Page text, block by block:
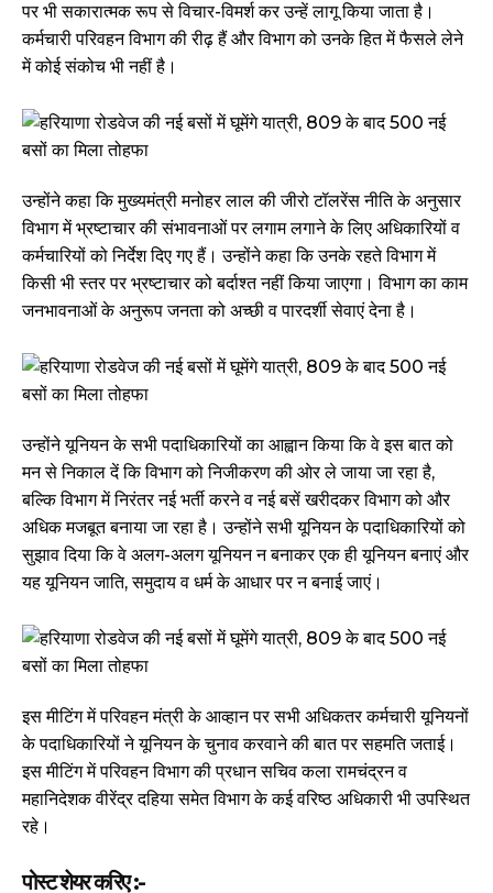
पर भी सकारात्मक रूप से विचार-विमर्श कर उन्हें लागू किया जाता है।
कर्मचारी परिवहन विभाग की रीढ़ हैं और विभाग को उनके हित में फैसले लेने
में कोई संकोच भी नहीं है।
उन्होंने कहा कि मुख्यमंत्री मनोहर लाल की जीरो टॉलरेंस नीति के अनुसार
विभाग में भ्रष्टाचार की संभावनाओं पर लगाम लगाने के लिए अधिकारियों व
कर्मचारियों को निर्देश दिए गए हैं। उन्होंने कहा कि उनके रहते विभाग में
किसी भी स्तर पर भ्रष्टाचार को बर्दाश्त नहीं किया जाएगा। विभाग का काम
जनभावनाओं के अनुरूप जनता को अच्छी व पारदर्शी सेवाएं देना है।
उन्होंने यूनियन के सभी पदाधिकारियों का आह्वान किया कि वे इस बात को
मन से निकाल दें कि विभाग को निजीकरण की ओर ले जाया जा रहा है,
बल्कि विभाग में निरंतर नई भर्ती करने व नई बसें खरीदकर विभाग को और
अधिक मजबूत बनाया जा रहा है। उन्होंने सभी यूनियन के पदाधिकारियों को
सुझाव दिया कि वे अलग-अलग यूनियन न बनाकर एक ही यूनियन बनाएं और
यह यूनियन जाति, समुदाय व धर्म के आधार पर न बनाई जाएं।
इस मीटिंग में परिवहन मंत्री के आव्हान पर सभी अधिकतर कर्मचारी यूनियनों
के पदाधिकारियों ने यूनियन के चुनाव करवाने की बात पर सहमति जताई।
इस मीटिंग में परिवहन विभाग की प्रधान सचिव कला रामचंद्रन व
महानिदेशक वीरेंद्र दहिया समेत विभाग के कई वरिष्ठ अधिकारी भी उपस्थित
रहे।
पोस्ट शेयर करिए :-